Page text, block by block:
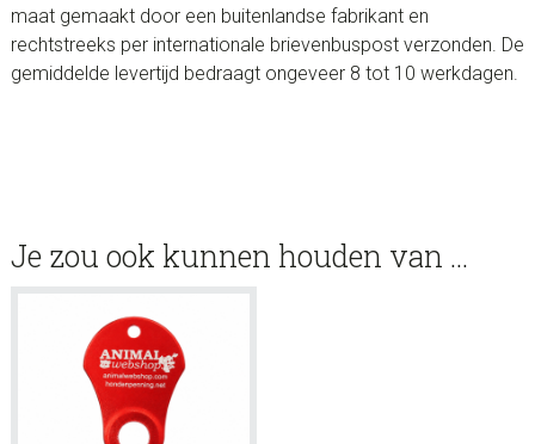
maat gemaakt door een buitenlandse fabrikant en
rechtstreeks per internationale brievenbuspost verzonden. De
gemiddelde levertijd bedraagt ongeveer 8 tot 10 werkdagen.
Je zou ook kunnen houden van …